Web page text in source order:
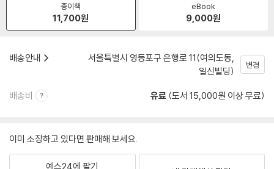
종이책
11,700원
eBook
9,000원
배송안내
서울특별시 영등포구 은행로 11(여의도동,
일신빌딩)
변경
배송비 유료 (도서 15,000원 이상 무료)
이미 소장하고 있다면 판매해 보세요.
예스24에 팔기